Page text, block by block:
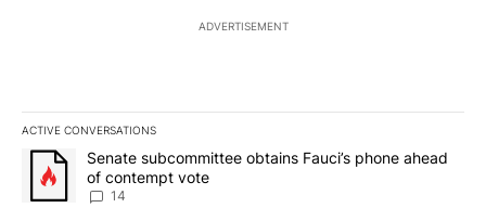
ADVERTISEMENT
ACTIVE CONVERSATIONS
The following is a list of the most commented articles in the last
A trending article titled "Senate subcommittee obtains Fauci’s
Senate subcommittee obtains Fauci’s phone ahead
of contempt vote
14